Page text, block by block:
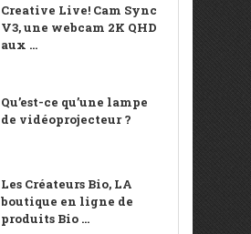
Creative Live! Cam Sync
V3, une webcam 2K QHD
aux ...
Qu’est-ce qu’une lampe
de vidéoprojecteur ?
Les Créateurs Bio, LA
boutique en ligne de
produits Bio ...